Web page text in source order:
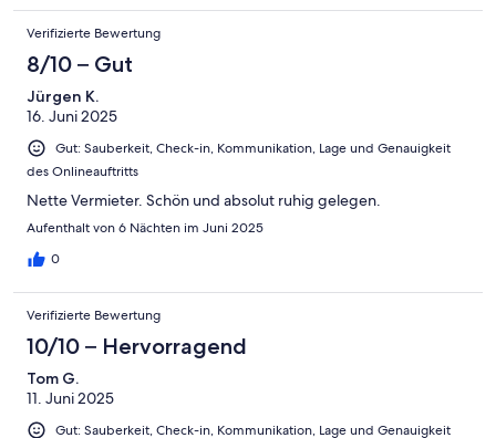
Verifizierte Bewertung
8/10 – Gut
Jürgen K.
16. Juni 2025
Gut: Sauberkeit, Check-in, Kommunikation, Lage und Genauigkeit
des Onlineauftritts
Nette Vermieter. Schön und absolut ruhig gelegen.
Aufenthalt von 6 Nächten im Juni 2025
0
Verifizierte Bewertung
10/10 – Hervorragend
Tom G.
11. Juni 2025
Gut: Sauberkeit, Check-in, Kommunikation, Lage und Genauigkeit